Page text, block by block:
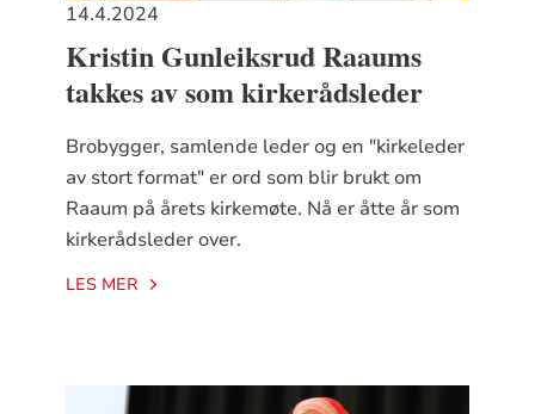
14.4.2024
Kristin Gunleiksrud Raaums
takkes av som kirkerådsleder
Brobygger, samlende leder og en "kirkeleder
av stort format" er ord som blir brukt om
Raaum på årets kirkemøte. Nå er åtte år som
kirkerådsleder over.
LES MER